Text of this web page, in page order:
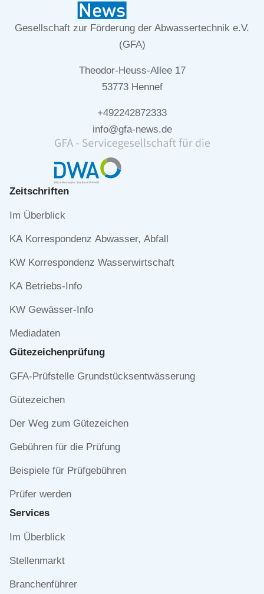
Gesellschaft zur Förderung der Abwassertechnik e.V.
(GFA)
Theodor-Heuss-Allee 17
53773 Hennef
+492242872333
info@gfa-news.de
Zeitschriften
Navigation
Im Überblick
KA Korrespondenz Abwasser, Abfall
KW Korrespondenz Wasserwirtschaft
KA Betriebs-Info
KW Gewässer-Info
Mediadaten
Gütezeichen­prüfung
Navigation
GFA-Prüfstelle Grundstücksentwässerung
Gütezeichen
Der Weg zum Gütezeichen
Gebühren für die Prüfung
Beispiele für Prüfgebühren
Prüfer werden
Services
Navigation
Im Überblick
Stellenmarkt
Branchenführer